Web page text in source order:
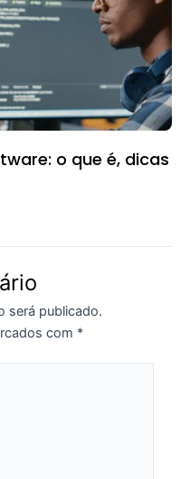
o que é, dicas
será publicado.
com *